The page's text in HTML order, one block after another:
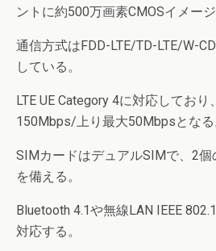
ントに約500万画素CMOSイメー
通信方式はFDD-LTE/TD-LTE/W-
している。
LTE UE Category 4に対応してお
150Mbps/上り最大50Mbpsとなる
SIMカードはデュアルSIMで、2個
を備える。
Bluetooth 4.1や無線LAN IEEE
対応する。